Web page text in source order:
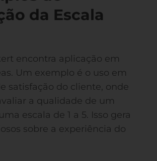
da Escala
encontra aplicação em
Um exemplo é o uso em
satisfação do cliente, onde
a qualidade de um
escala de 1 a 5. Isso gera
sobre a experiência do